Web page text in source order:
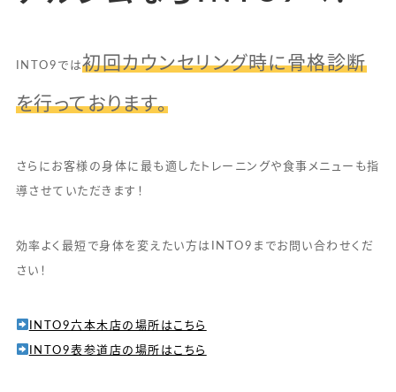
INTO9では初回カウンセリング時に骨格診断
を行っております。
さらにお客様の身体に最も適したトレーニングや食事メニューも指
導させていただきます！
効率よく最短で身体を変えたい方はINTO9までお問い合わせくだ
さい！
INTO9六本木店の場所はこちら
INTO9表参道店の場所はこちら